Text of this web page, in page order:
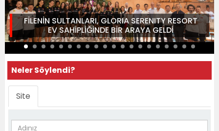
FİLENİN SULTANLARI, GLORIA SERENITY RESORT
EV SAHİPLİĞİNDE BİR ARAYA GELDİ
Neler Söylendi?
Site